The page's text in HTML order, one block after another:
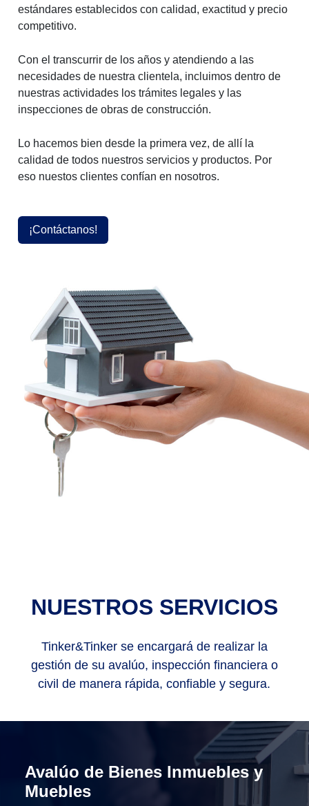
estándares establecidos con calidad, exactitud y precio
competitivo.
Con el transcurrir de los años y atendiendo a las
necesidades de nuestra clientela, incluimos dentro de
nuestras actividades los trámites legales y las
inspecciones de obras de construcción.
Lo hacemos bien desde la primera vez, de allí la
calidad de todos nuestros servicios y productos. Por
eso nuestos clientes confían en nosotros.
¡Contáctanos!
NUESTROS SERVICIOS
Tinker&Tinker se encargará de realizar la
gestión de su avalúo, inspección financiera o
civil de manera rápida, confiable y segura.
Avalúo de Bienes Inmuebles y
Muebles